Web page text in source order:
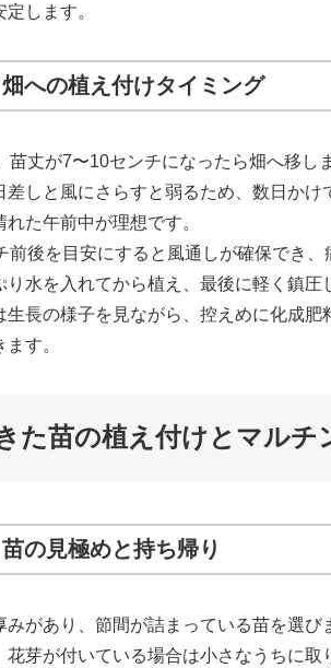
します。
への植え付けタイミング
苗丈が7〜10センチになったら畑へ移し
差しと風にさらすと弱るため、数日かけ
た午前中が理想です。
前後を目安にすると風通しが確保でき、
り水を入れてから植え、最後に軽く鎮圧
生長の様子を見ながら、控えめに化成
す。
た苗の植え付けとマルチ
の見極めと持ち帰り
みがあり、節間が詰まっている苗を選
花芽が付いている場合は小さなうちに